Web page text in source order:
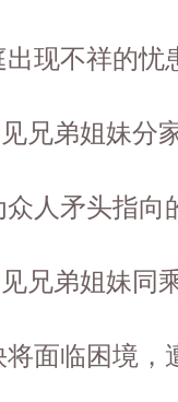
不祥的忧
弟姐妹分家
矛头指向
弟姐妹同
临困境，遭